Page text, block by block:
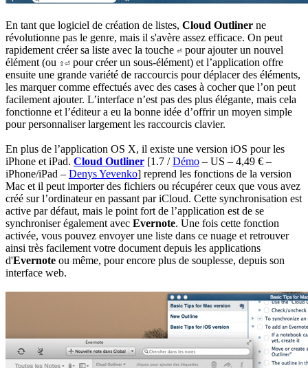
En tant que logiciel de création de listes, Cloud Outliner ne
révolutionne pas le genre, mais il s'avère assez efficace. On peut
rapidement créer sa liste avec la touche ⏎ pour ajouter un nouvel
élément (ou ⇧⏎ pour créer un sous-élément) et l’application offre
ensuite une grande variété de raccourcis pour déplacer des éléments,
les marquer comme effectués avec des cases à cocher que l’on peut
facilement ajouter. L’interface n’est pas des plus élégante, mais cela
fonctionne et l’éditeur a eu la bonne idée d’offrir un moyen simple
pour personnaliser largement les raccourcis clavier.
En plus de l’application OS X, il existe une version iOS pour les
iPhone et iPad. Cloud Outliner [1.7 /Démo – US – 4,49 € –
iPhone/iPad – Denys Yevenko] reprend les fonctions de la version
Mac et il peut importer des fichiers ou récupérer ceux que vous avez
créé sur l’ordinateur en passant par iCloud. Cette synchronisation est
active par défaut, mais le point fort de l’application est de se
synchroniser également avec Evernote. Une fois cette fonction
activée, vous pouvez envoyer une liste dans ce nuage et retrouver
ainsi très facilement votre document depuis les applications
d'Evernote ou même, pour encore plus de souplesse, depuis son
interface web.